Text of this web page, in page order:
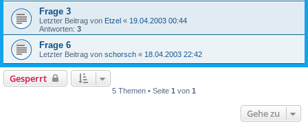
Frage 3
Letzter Beitrag von Etzel « 19.04.2003 00:44
Antworten: 3
Frage 6
Letzter Beitrag von schorsch « 18.04.2003 22:42
Gesperrt
5 Themen • Seite 1 von 1
Gehe zu